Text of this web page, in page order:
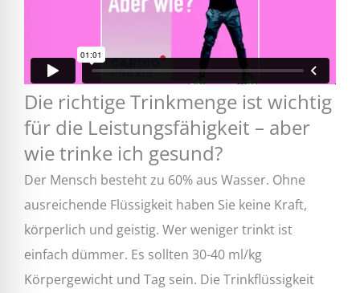
Die richtige Trinkmenge ist wichtig
für die Leistungsfähigkeit – aber
wie trinke ich gesund?
Der Mensch besteht zu 60% aus Wasser. Ohne
ausreichende Flüssigkeit haben Sie keine Kraft,
körperlich und geistig. Wer weniger trinkt ist
einfach dümmer. Es sollten 30-40 ml/kg
Körpergewicht und Tag sein. Die Trinkflüssigkeit